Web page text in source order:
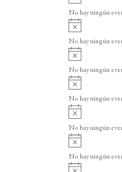
o
v
i
o
No hay ningún
v
i
o
No hay ningún
v
i
o
No hay ningún
v
i
o
No hay ningún
A
v
i
o
No hay ningún
A
v
i
No hay ningún
A